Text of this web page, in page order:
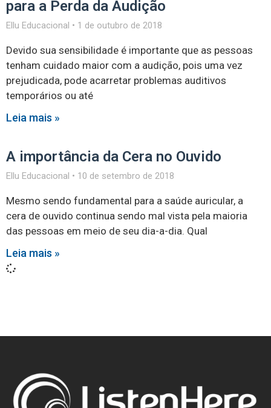
para a Perda da Audição
Ellu Educacional 1 de outubro de 2018
Devido sua sensibilidade é importante que as pessoas
tenham cuidado maior com a audição, pois uma vez
prejudicada, pode acarretar problemas auditivos
temporários ou até
Leia mais »
A importância da Cera no Ouvido
Ellu Educacional 10 de setembro de 2018
Mesmo sendo fundamental para a saúde auricular, a
cera de ouvido continua sendo mal vista pela maioria
das pessoas em meio de seu dia-a-dia. Qual
Leia mais »